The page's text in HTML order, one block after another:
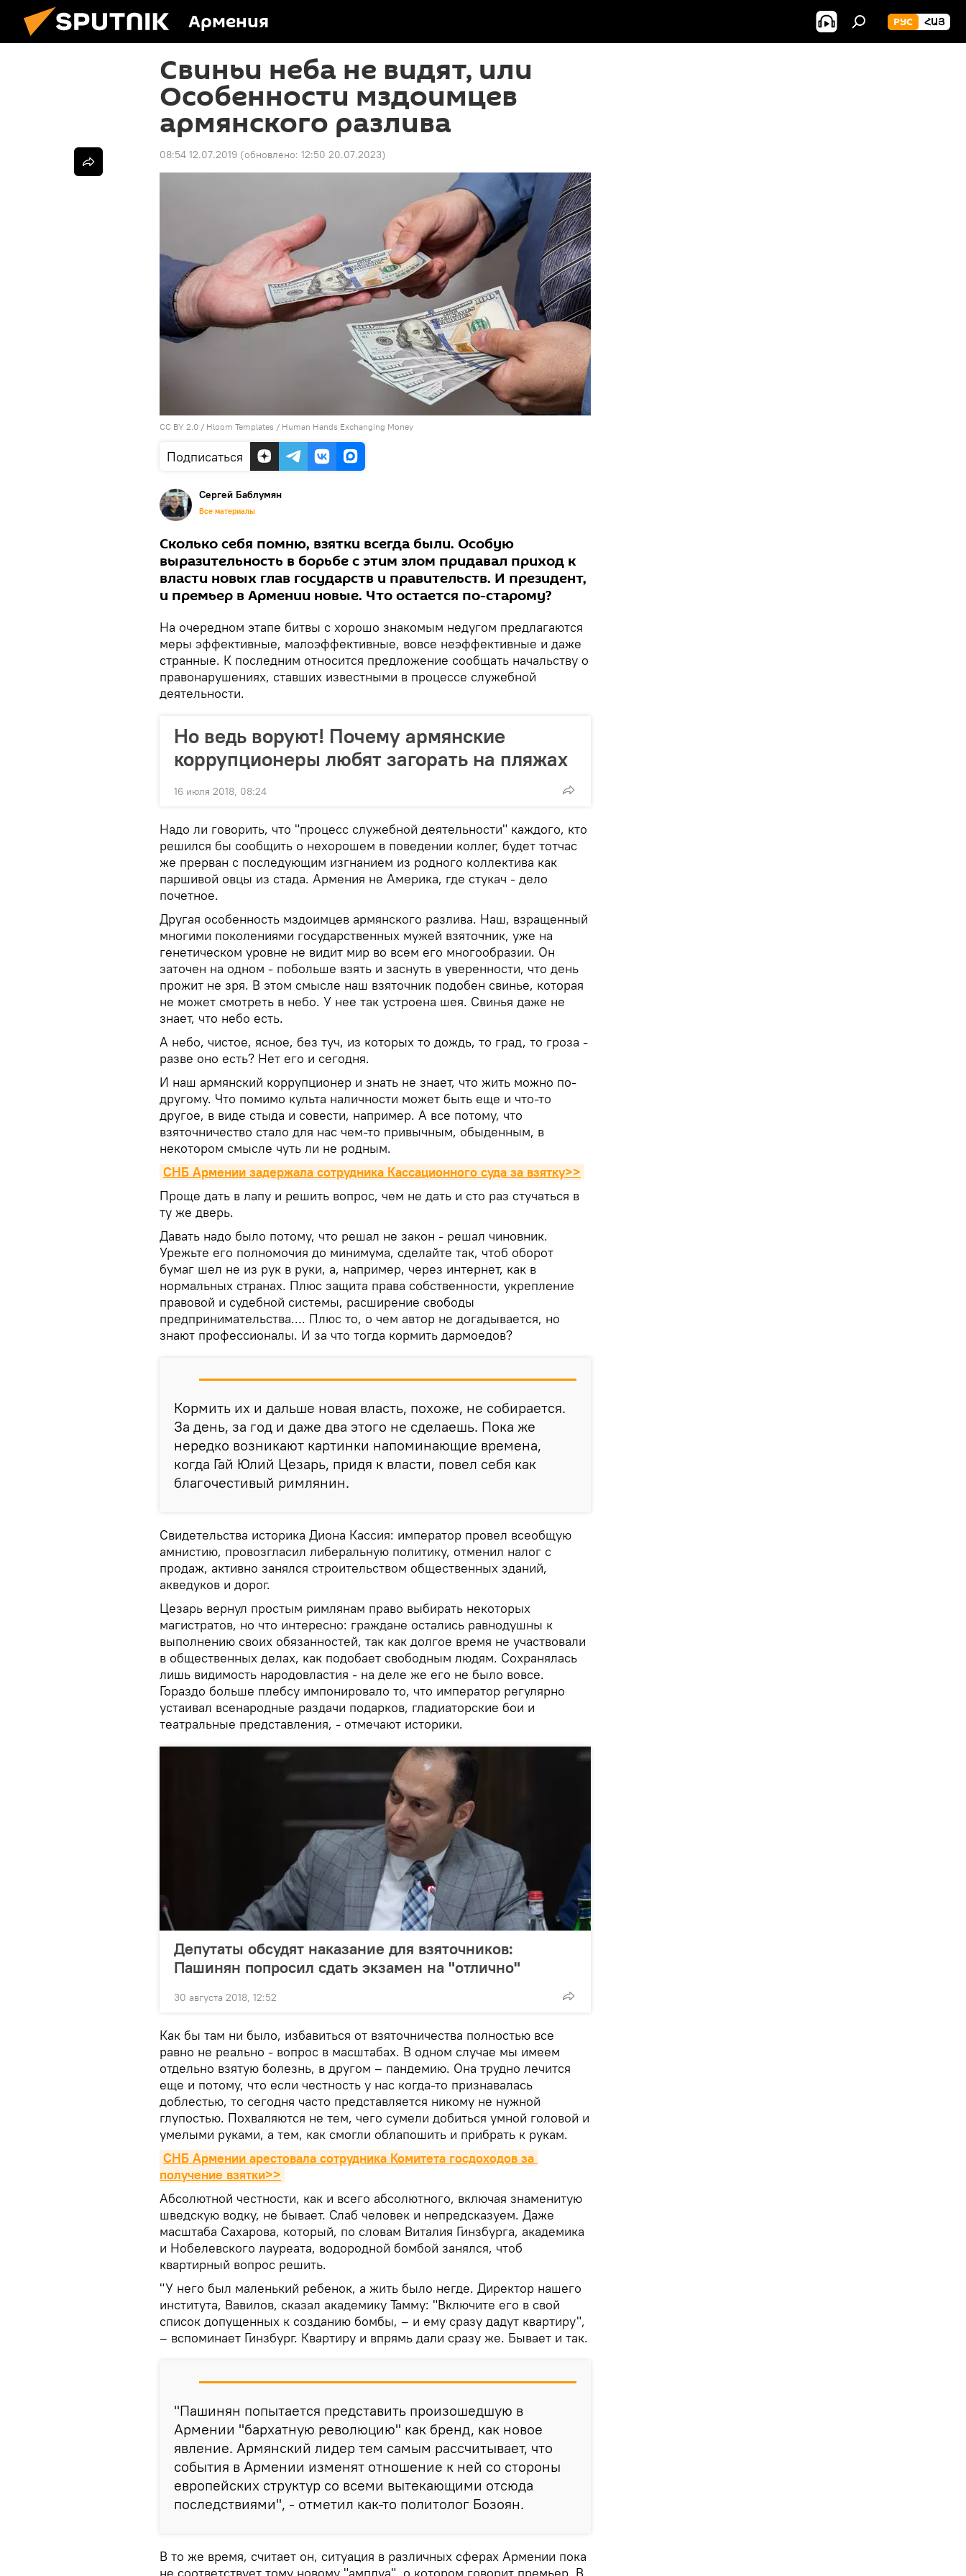
Армения РУС ՀԱՅ
Свиньи неба не видят, или
Особенности мздоимцев
армянского разлива
08:54 12.07.2019 (обновлено: 12:50 20.07.2023)
CC BY 2.0 / Hloom Templates / Human Hands Exchanging Money
Подписаться
Сергей Баблумян
Все материалы
Сколько себя помню, взятки всегда были. Особую
выразительность в борьбе с этим злом придавал приход к
власти новых глав государств и правительств. И президент,
и премьер в Армении новые. Что остается по-старому?
На очередном этапе битвы с хорошо знакомым недугом предлагаются
меры эффективные, малоэффективные, вовсе неэффективные и даже
странные. К последним относится предложение сообщать начальству о
правонарушениях, ставших известными в процессе служебной
деятельности.
Но ведь воруют! Почему армянские
коррупционеры любят загорать на пляжах
16 июля 2018, 08:24
Надо ли говорить, что "процесс служебной деятельности" каждого, кто
решился бы сообщить о нехорошем в поведении коллег, будет тотчас
же прерван с последующим изгнанием из родного коллектива как
паршивой овцы из стада. Армения не Америка, где стукач - дело
почетное.
Другая особенность мздоимцев армянского разлива. Наш, взращенный
многими поколениями государственных мужей взяточник, уже на
генетическом уровне не видит мир во всем его многообразии. Он
заточен на одном - побольше взять и заснуть в уверенности, что день
прожит не зря. В этом смысле наш взяточник подобен свинье, которая
не может смотреть в небо. У нее так устроена шея. Свинья даже не
знает, что небо есть.
А небо, чистое, ясное, без туч, из которых то дождь, то град, то гроза -
разве оно есть? Нет его и сегодня.
И наш армянский коррупционер и знать не знает, что жить можно по-
другому. Что помимо культа наличности может быть еще и что-то
другое, в виде стыда и совести, например. А все потому, что
взяточничество стало для нас чем-то привычным, обыденным, в
некотором смысле чуть ли не родным.
СНБ Армении задержала сотрудника Кассационного суда за взятку>>
Проще дать в лапу и решить вопрос, чем не дать и сто раз стучаться в
ту же дверь.
Давать надо было потому, что решал не закон - решал чиновник.
Урежьте его полномочия до минимума, сделайте так, чтоб оборот
бумаг шел не из рук в руки, а, например, через интернет, как в
нормальных странах. Плюс защита права собственности, укрепление
правовой и судебной системы, расширение свободы
предпринимательства.... Плюс то, о чем автор не догадывается, но
знают профессионалы. И за что тогда кормить дармоедов?
Кормить их и дальше новая власть, похоже, не собирается.
За день, за год и даже два этого не сделаешь. Пока же
нередко возникают картинки напоминающие времена,
когда Гай Юлий Цезарь, придя к власти, повел себя как
благочестивый римлянин.
Свидетельства историка Диона Кассия: император провел всеобщую
амнистию, провозгласил либеральную политику, отменил налог с
продаж, активно занялся строительством общественных зданий,
акведуков и дорог.
Цезарь вернул простым римлянам право выбирать некоторых
магистратов, но что интересно: граждане остались равнодушны к
выполнению своих обязанностей, так как долгое время не участвовали
в общественных делах, как подобает свободным людям. Сохранялась
лишь видимость народовластия - на деле же его не было вовсе.
Гораздо больше плебсу импонировало то, что император регулярно
устаивал всенародные раздачи подарков, гладиаторские бои и
театральные представления, - отмечают историки.
Депутаты обсудят наказание для взяточников:
Пашинян попросил сдать экзамен на "отлично"
30 августа 2018, 12:52
Как бы там ни было, избавиться от взяточничества полностью все
равно не реально - вопрос в масштабах. В одном случае мы имеем
отдельно взятую болезнь, в другом – пандемию. Она трудно лечится
еще и потому, что если честность у нас когда-то признавалась
доблестью, то сегодня часто представляется никому не нужной
глупостью. Похваляются не тем, чего сумели добиться умной головой и
умелыми руками, а тем, как смогли облапошить и прибрать к рукам.
СНБ Армении арестовала сотрудника Комитета госдоходов за
получение взятки>>
Абсолютной честности, как и всего абсолютного, включая знаменитую
шведскую водку, не бывает. Слаб человек и непредсказуем. Даже
масштаба Сахарова, который, по словам Виталия Гинзбурга, академика
и Нобелевского лауреата, водородной бомбой занялся, чтоб
квартирный вопрос решить.
"У него был маленький ребенок, а жить было негде. Директор нашего
института, Вавилов, сказал академику Тамму: "Включите его в свой
список допущенных к созданию бомбы, – и ему сразу дадут квартиру",
– вспоминает Гинзбург. Квартиру и впрямь дали сразу же. Бывает и так.
"Пашинян попытается представить произошедшую в
Армении "бархатную революцию" как бренд, как новое
явление. Армянский лидер тем самым рассчитывает, что
события в Армении изменят отношение к ней со стороны
европейских структур со всеми вытекающими отсюда
последствиями", - отметил как-то политолог Бозоян.
В то же время, считает он, ситуация в различных сферах Армении пока